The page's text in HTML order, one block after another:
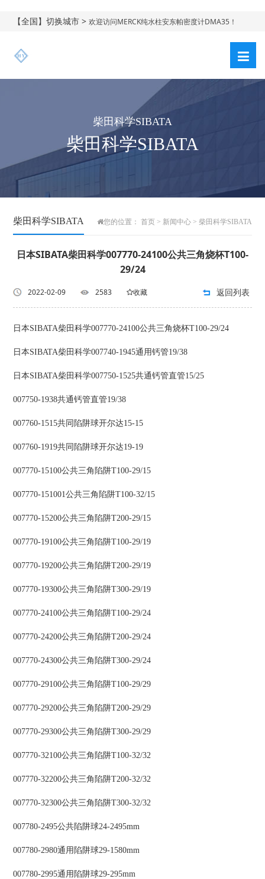
【全国】切换城市 >欢迎访问MERCK纯水柱安东帕密度计DMA35！
柴田科学SIBATA
柴田科学SIBATA
柴田科学SIBATA 您的位置： 首页> 新闻中心> 柴田科学SIBATA
日本SIBATA柴田科学007770-24100公共三角烧杯T100-
29/24
2022-02-09 2583 收藏 返回列表
日本SIBATA柴田科学007770-24100公共三角烧杯T100-29/24
日本SIBATA柴田科学007740-1945通用钙管19/38
日本SIBATA柴田科学007750-1525共通钙管直管15/25
007750-1938共通钙管直管19/38
007760-1515共同陷阱球开尔达15-15
007760-1919共同陷阱球开尔达19-19
007770-15100公共三角陷阱T100-29/15
007770-151001公共三角陷阱T100-32/15
007770-15200公共三角陷阱T200-29/15
007770-19100公共三角陷阱T100-29/19
007770-19200公共三角陷阱T200-29/19
007770-19300公共三角陷阱T300-29/19
007770-24100公共三角陷阱T100-29/24
007770-24200公共三角陷阱T200-29/24
007770-24300公共三角陷阱T300-29/24
007770-29100公共三角陷阱T100-29/29
007770-29200公共三角陷阱T200-29/29
007770-29300公共三角陷阱T300-29/29
007770-32100公共三角陷阱T100-32/32
007770-32200公共三角陷阱T200-32/32
007770-32300公共三角陷阱T300-32/32
007780-2495公共陷阱球24-2495mm
007780-2980通用陷阱球29-1580mm
007780-2995通用陷阱球29-295mm